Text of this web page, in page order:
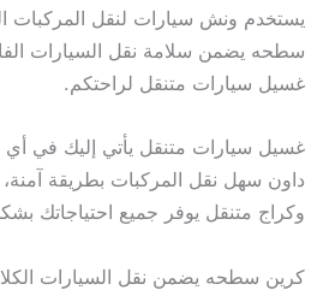
يستخدم ونش سيارات لنقل المركبات
سطحه يضمن سلامة نقل السيارات
غسيل سيارات متنقل لراحتكم.
غسيل سيارات متنقل يأتي إليك في أي
داون سهل نقل المركبات بطريقة
وكراج متنقل يوفر جميع احتياجاتك
كرين سطحه يضمن نقل السيارات